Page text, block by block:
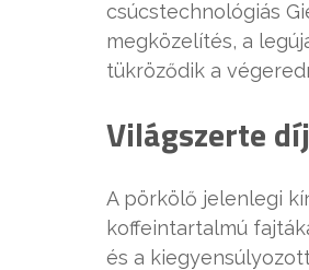
csúcstechnológiás
megközelítés, a
tükröződik a
Világszerte
A pörkölő jelenlegi
koffeintartalmú
és a